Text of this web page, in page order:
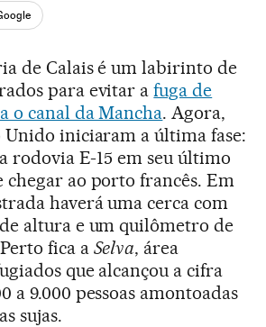
de Calais é um labirinto de
para evitar afuga de
o canal da Mancha. Agora,
Unido iniciaram a última fase:
rodovia E-15 em seu último
chegar ao porto francês. Em
haverá uma cerca com
altura e um quilômetro de
fica a Selva, área
que alcançou a cifra
a 9.000 pessoas amontoadas
sujas.